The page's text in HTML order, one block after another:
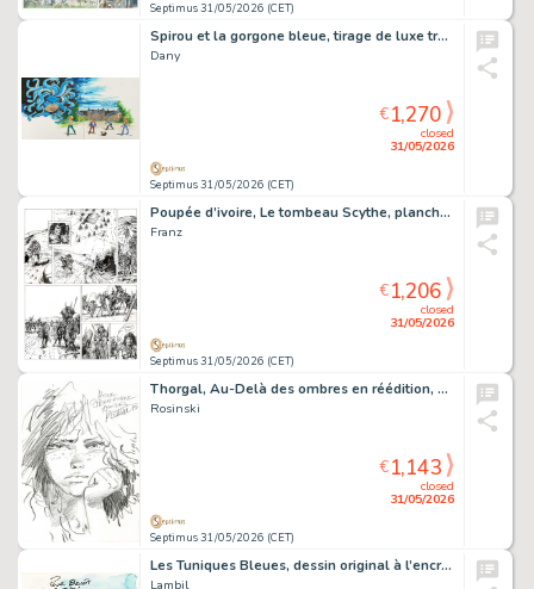
Septimus 31/05/2026 (CET)
Spirou et la gorgone bleue, tirage de luxe très grand format limité à 269 ex., agrémenté d’une dédicace.
Dany
Septimus 31/05/2026 (CET)
closed
31/05/2026
€1,270
Poupée d’ivoire, Le tombeau Scythe, planche originale à l’encre de chine.
Franz
Septimus 31/05/2026 (CET)
closed
31/05/2026
€1,206
Thorgal, Au-Delà des ombres en réédition, agrémenté d’une dédicace. Proche de l’état neuf.
Rosinski
Septimus 31/05/2026 (CET)
closed
31/05/2026
€1,143
Les Tuniques Bleues, dessin original à l’encre de chine et à l’aquarelle.
Lambil